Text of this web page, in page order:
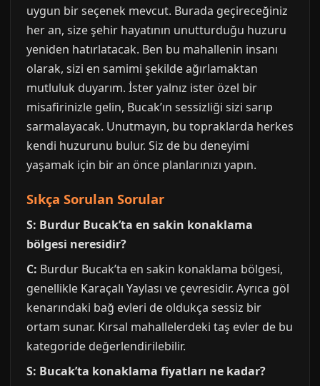
uygun bir seçenek mevcut. Burada geçireceğiniz
her an, size şehir hayatının unutturduğu huzuru
yeniden hatırlatacak. Ben bu mahallenin insanı
olarak, sizi en samimi şekilde ağırlamaktan
mutluluk duyarım. İster yalnız ister özel bir
misafirinizle gelin, Bucak’ın sessizliği sizi sarıp
sarmalayacak. Unutmayın, bu topraklarda herkes
kendi huzurunu bulur. Siz de bu deneyimi
yaşamak için bir an önce planlarınızı yapın.
Sıkça Sorulan Sorular
S: Burdur Bucak’ta en sakin konaklama
bölgesi neresidir?
C: Burdur Bucak’ta en sakin konaklama bölgesi,
genellikle Karaçalı Yaylası ve çevresidir. Ayrıca göl
kenarındaki bağ evleri de oldukça sessiz bir
ortam sunar. Kırsal mahallelerdeki taş evler de bu
kategoride değerlendirilebilir.
S: Bucak’ta konaklama fiyatları ne kadar?